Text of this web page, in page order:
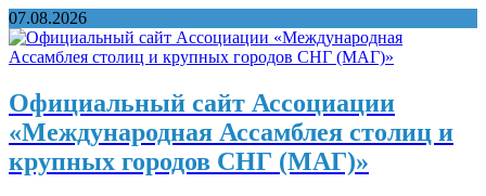
07.08.2026
Официальный сайт Ассоциации
«Международная Ассамблея столиц и
крупных городов СНГ (МАГ)»